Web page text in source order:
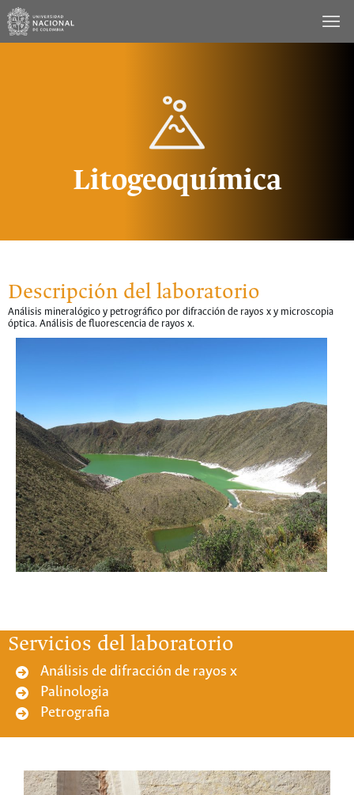
Saltar
contenido
Litogeoquímica
Descripción del laboratorio
Análisis mineralógico y petrográfico por difracción de rayos x y microscopia
óptica. Análisis de fluorescencia de rayos x.
Servicios del laboratorio
Análisis de difracción de rayos x
Palinologia
Petrografia